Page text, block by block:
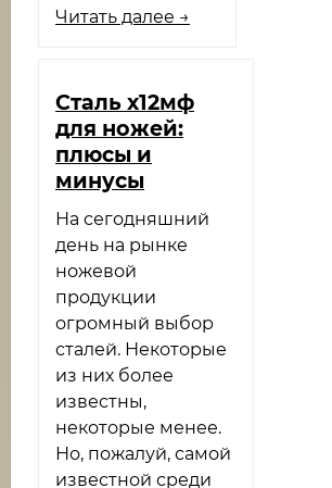
Читать далее →
Сталь х12мф
для ножей:
плюсы и
минусы
На сегодняшний
день на рынке
ножевой
продукции
огромный выбор
сталей. Некоторые
из них более
известны,
некоторые менее.
Но, пожалуй, самой
известной среди